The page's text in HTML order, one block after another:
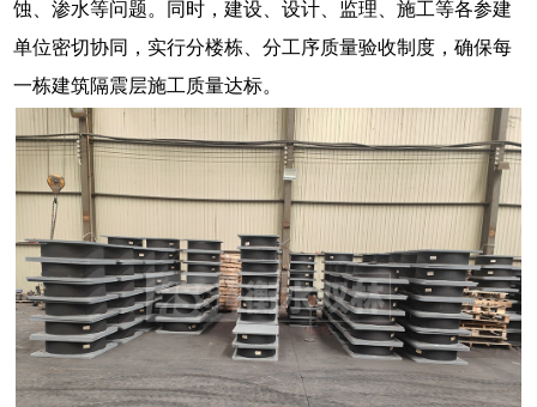
蚀、渗水等问题。同时，建设、设计、监理、施工等各参建
单位密切协同，实行分楼栋、分工序质量验收制度，确保每
一栋建筑隔震层施工质量达标。